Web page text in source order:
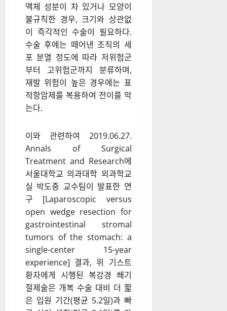
액체 성분이 차 있거나 모양이
불규칙한 경우, 크기와 상관없
이 즉각적인 수술이 필요하다.
수술 후에는 떼어낸 조직의 세
포 분열 정도에 따라 저위험군
부터 고위험군까지 분류하며,
재발 위험이 높은 경우에는 표
적항암제를 복용하여 전이를 막
는다.
이와 관련하여 2019.06.27.
Annals of Surgical
Treatment and Research에
서울대학교 의과대학 외과학교
실 박도중 교수팀이 발표한 연
구 [Laparoscopic versus
open wedge resection for
gastrointestinal stromal
tumors of the stomach: a
single-center 15-year
experience] 결과, 위 기스트
환자에게 시행된 복강경 쐐기
절제술은 개복 수술 대비 더 짧
은 입원 기간(평균 5.2일)과 빠